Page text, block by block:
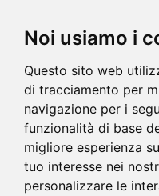
Noi usiamo i
Questo sito web
di tracciamento per
navigazione per i
funzionalità di base
migliore esperienza
tuo interesse nei
personalizzare le